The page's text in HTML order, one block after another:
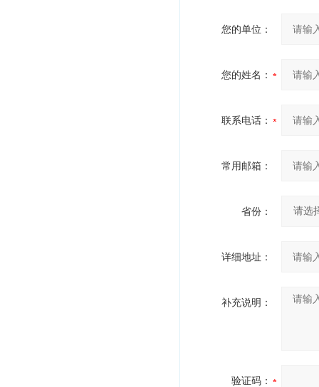
您的单位：
您的姓名：
联系电话：
常用邮箱：
省份：
详细地址：
补充说明：
验证码：